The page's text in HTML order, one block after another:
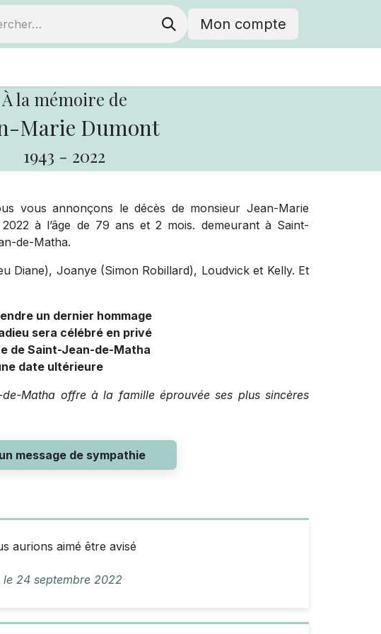
Mon compte
À la mémoire de
Marie Dumont
1943 - 2022
vous annonçons le décès de monsieur Jean-Marie
à l’âge de 79 ans et 2 mois. demeurant à Saint-
de-Matha.
Diane), Joanye (Simon Robillard), Loudvick et Kelly. Et
un dernier hommage
sera célébré en privé
de Saint-Jean-de-Matha
date ultérieure
Matha offre à la famille éprouvée ses plus sincères
message de sympathie
aurions aimé être avisé
le 24 septembre 2022